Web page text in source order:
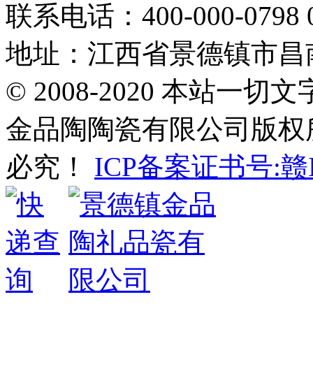
联系电话：400-000-0798
地址：江西省景德镇市
© 2008-2020 本站一切
金品陶陶瓷有限公司版
必究！ ICP备案证书号: